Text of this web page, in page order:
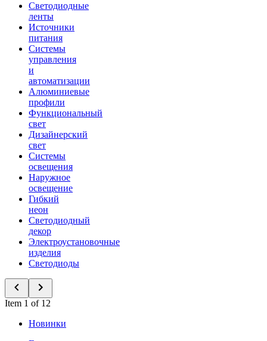
Светодиодные
ленты
Источники
питания
Системы
управления
и
автоматизации
Алюминиевые
профили
Функциональный
свет
Дизайнерский
свет
Системы
освещения
Наружное
освещение
Гибкий
неон
Светодиодный
декор
Электроустановочные
изделия
Светодиоды
Item 1 of 12
Новинки